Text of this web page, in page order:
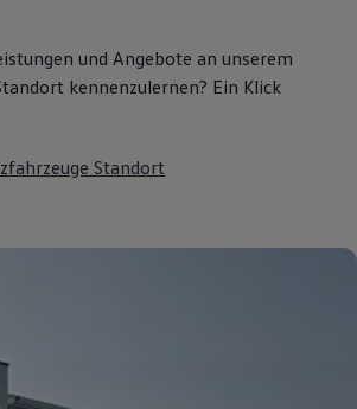
und Angebote an unserem
kennenzulernen? Ein Klick
Standort